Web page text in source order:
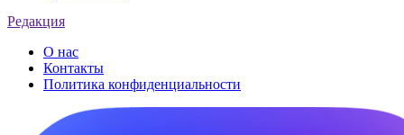
Редакция
О нас
Контакты
Политика конфиденциальности